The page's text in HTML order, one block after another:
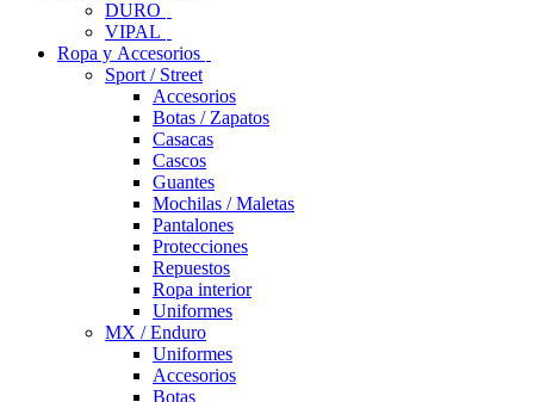
DURO
VIPAL
Ropa y Accesorios
Sport / Street
Accesorios
Botas / Zapatos
Casacas
Cascos
Guantes
Mochilas / Maletas
Pantalones
Protecciones
Repuestos
Ropa interior
Uniformes
MX / Enduro
Uniformes
Accesorios
Botas